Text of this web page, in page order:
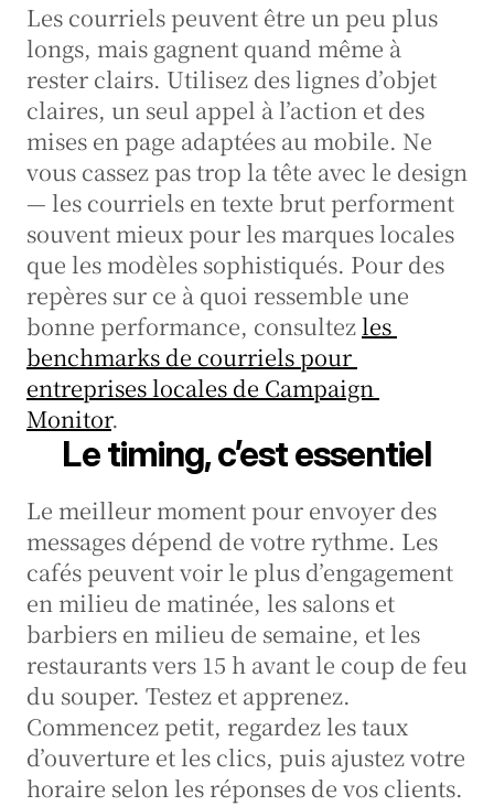
Les courriels peuvent être un peu plus
longs, mais gagnent quand même à
rester clairs. Utilisez des lignes d’objet
claires, un seul appel à l’action et des
mises en page adaptées au mobile. Ne
vous cassez pas trop la tête avec le design
— les courriels en texte brut performent
souvent mieux pour les marques locales
que les modèles sophistiqués. Pour des
repères sur ce à quoi ressemble une
bonne performance, consultez les
benchmarks de courriels pour
entreprises locales de Campaign
Monitor.
Le timing, c’est essentiel
Le meilleur moment pour envoyer des
messages dépend de votre rythme. Les
cafés peuvent voir le plus d’engagement
en milieu de matinée, les salons et
barbiers en milieu de semaine, et les
restaurants vers 15 h avant le coup de feu
du souper. Testez et apprenez.
Commencez petit, regardez les taux
d’ouverture et les clics, puis ajustez votre
horaire selon les réponses de vos clients.